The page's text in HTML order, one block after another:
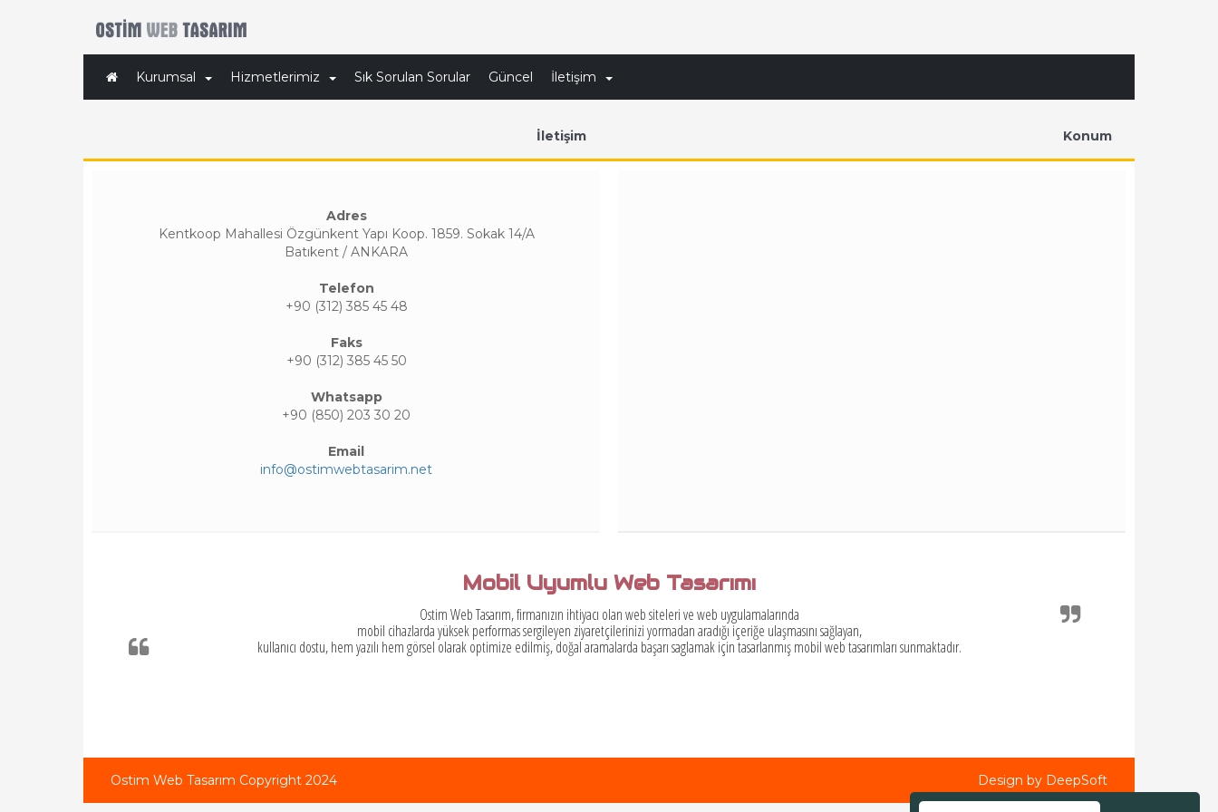
Kurumsal Hizmetlerimiz Sık Sorulan Sorular Güncel İletişim
İletişim
Adres
Kentkoop Mahallesi Özgünkent Yapı Koop. 1859. Sokak 14/A
Batıkent / ANKARA
Telefon
+90 (312) 385 45 48
Faks
+90 (312) 385 45 50
Whatsapp
+90 (850) 203 30 20
Email
info@ostimwebtasarim.net
Konum
Mobil Uyumlu Web Tasarımı
Ostim Web Tasarım, firmanızın ihtiyacı olan web siteleri ve web uygulamalarında
mobil cihazlarda yüksek performas sergileyen ziyaretçilerinizi yormadan aradığı içeriğe ulaşmasını sağlayan,
kullanıcı dostu, hem yazılı hem görsel olarak optimize edilmiş, doğal aramalarda başarı saglamak için tasarlanmış mobil web tasarımları sunmaktadır.
Ostim Web Tasarım Copyright 2024 Design by DeepSoft